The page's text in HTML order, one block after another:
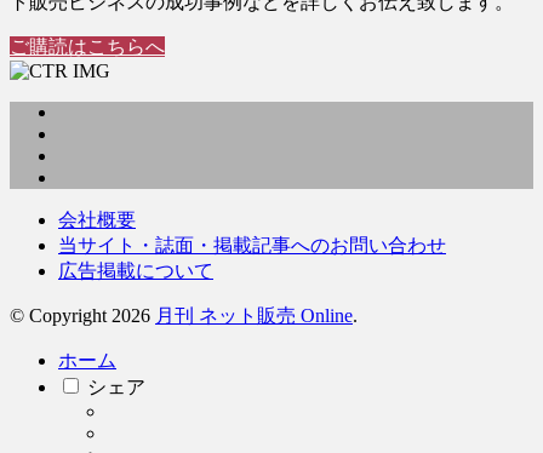
ご購読はこちらへ
会社概要
当サイト・誌面・掲載記事へのお問い合わせ
広告掲載について
© Copyright 2026 月刊 ネット販売 Online.
ホーム
シェア